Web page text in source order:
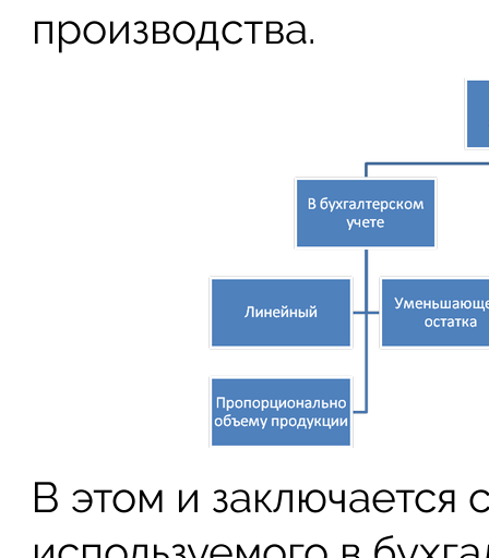
производства.
В этом и заключается